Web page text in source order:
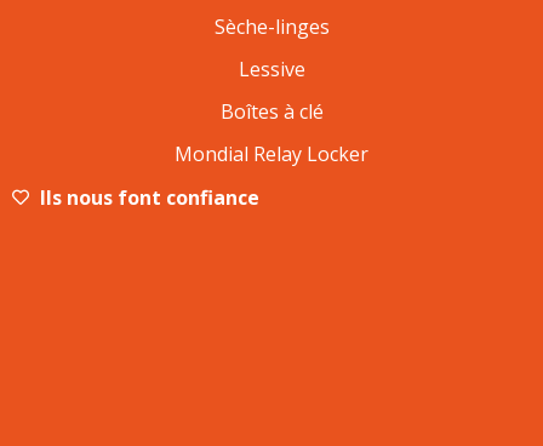
Sèche-linges
Lessive
Boîtes à clé
Mondial Relay Locker
Ils nous font confiance